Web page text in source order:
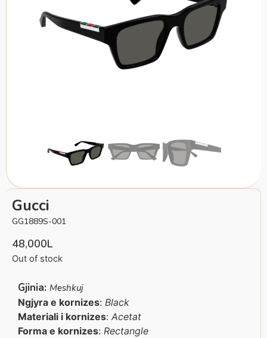
Gucci
GG1889S-001
48,000L
Out of stock
Gjinia: Meshkuj
Ngjyra e kornizes: Black
Materiali i kornizes: Acetat
Forma e kornizes: Rectangle